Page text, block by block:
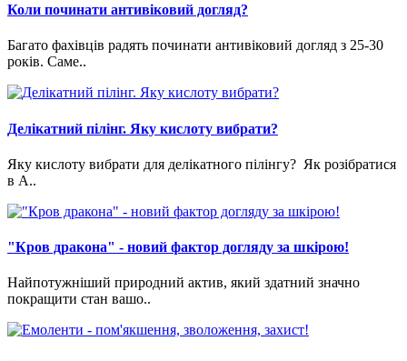
Коли починати антивіковий догляд?
Багато фахівців радять починати антивіковий догляд з 25-30
років. Саме..
Делікатний пілінг. Яку кислоту вибрати?
Яку кислоту вибрати для делікатного пілінгу? Як розібратися
в A..
"Кров дракона" - новий фактор догляду за шкірою!
Найпотужніший природний актив, який здатний значно
покращити стан вашо..